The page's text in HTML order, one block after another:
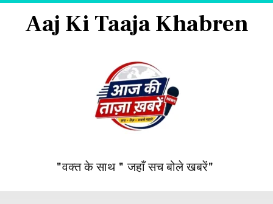
Aaj Ki Taaja Khabren
"वक्त के साथ " जहाँ सच बोले खबरें"